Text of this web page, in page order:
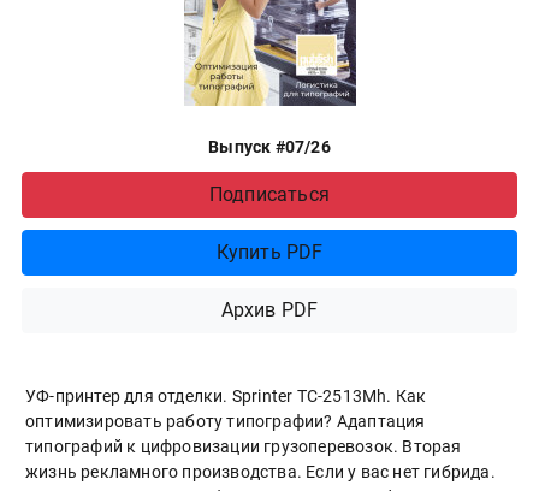
Выпуск #07/26
Подписаться
Купить PDF
Архив PDF
УФ-принтер для отделки. Sprinter ТС-2513Mh. Как
оптимизировать работу типографии? Адаптация
типографий к цифровизации грузоперевозок. Вторая
жизнь рекламного производства. Если у вас нет гибрида.